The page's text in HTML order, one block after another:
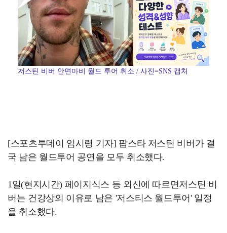
저스틴 비버 안면마비 월드 투어 취소 / 사진=SNS 캡처
[스포츠투데이 임시령 기자] 팝스타 저스틴 비버가 결
국 남은 월드투어 공연을 모두 취소했다.
1일(현지시간) 페이지식스 등 외신에 따르면저스틴 비
버는 건강상의 이유로 남은 '저스티스 월드투어' 일정
을 취소했다.